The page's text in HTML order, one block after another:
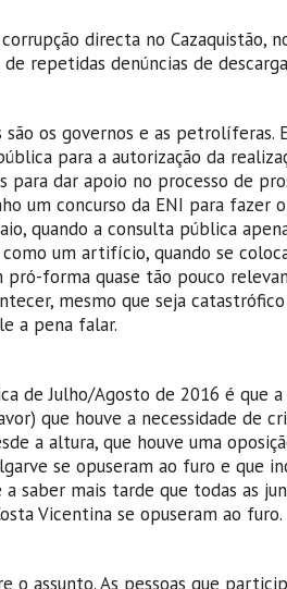
directa no Cazaquistão,
repetidas denúncias de
os governos e as petrolíferas.
para a autorização da
para dar apoio no processo de
um concurso da ENI para fazer
quando a consulta pública
um artifício, quando se
forma quase tão pouco
mesmo que seja
a pena falar.
de Julho/Agosto de 2016 é que
que houve a necessidade de
a altura, que houve uma
se opuseram ao furo e que
saber mais tarde que todas as
Vicentina se opuseram ao furo.
o assunto. As pessoas que